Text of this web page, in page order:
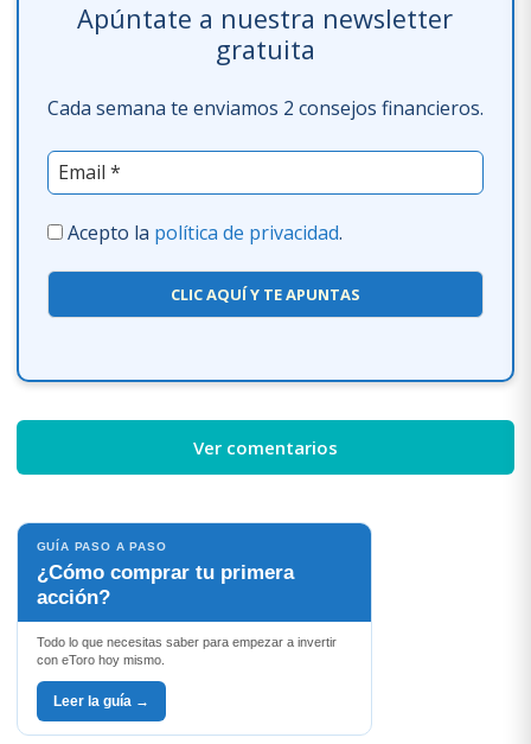
Apúntate a nuestra newsletter
gratuita
Cada semana te enviamos 2 consejos financieros.
Acepto la política de privacidad.
CLIC AQUÍ Y TE APUNTAS
Ver comentarios
GUÍA PASO A PASO
¿Cómo comprar tu primera
acción?
Todo lo que necesitas saber para empezar a invertir
con eToro hoy mismo.
Leer la guía →